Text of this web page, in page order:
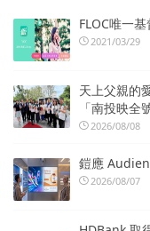
FLOC唯一
2021/03/29
天上父親的
「南投映全
2026/08/08
鎧應
2026/08/07